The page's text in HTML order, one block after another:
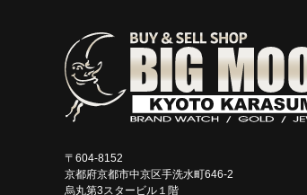
〒604-8152
京都府京都市中京区手洗水町646-2
烏丸第3スタービル１階